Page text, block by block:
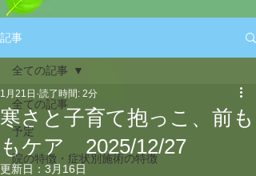
記事
全ての記事
予定
院の特徴・症状別施術の特徴
全ての記事
寒さと子育て抱っこ、前も
もケア 2025/12/27
1月21日 読了時間: 2分
更新日： 3月16日